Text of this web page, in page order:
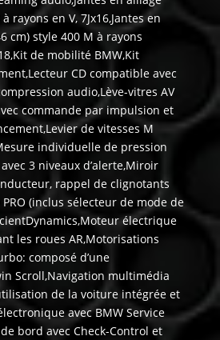
rayons en V, 7Jx16,Jantes en
cm) style 400 M à rayons
de mobilité BMW,Kit
CD compatible avec
audio,Lève-vitres AV
commande par impulsion et
de vitesses M
individuelle de pression
3 niveaux d’alerte,Miroir
rappel de clignotants
(inclus sélecteur de mode de
électrique
les roues AR,Motorisations
composé d’une
Scroll,Navigation multimédia
de la voiture intégrée et
avec BMW Service
bord avec Check-Control et